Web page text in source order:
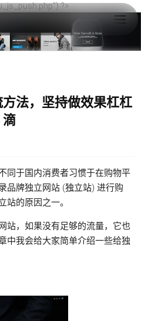
?>
法，坚持做效果杠杠
滴
同于国内消费者习惯于在购物平
品牌独立网站 (独立站) 进行购
站的原因之一。
站，如果没有足够的流量，它也
中我会给大家简单介绍一些给独